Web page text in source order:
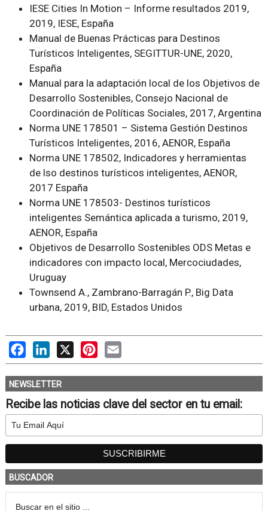
IESE Cities In Motion – Informe resultados 2019,
2019, IESE, España
Manual de Buenas Prácticas para Destinos
Turísticos Inteligentes, SEGITTUR-UNE, 2020,
España
Manual para la adaptación local de los Objetivos de
Desarrollo Sostenibles, Consejo Nacional de
Coordinación de Políticas Sociales, 2017, Argentina
Norma UNE 178501 – Sistema Gestión Destinos
Turísticos Inteligentes, 2016, AENOR, España
Norma UNE 178502, Indicadores y herramientas
de lso destinos turísticos inteligentes, AENOR,
2017 España
Norma UNE 178503- Destinos turísticos
inteligentes Semántica aplicada a turismo, 2019,
AENOR, España
Objetivos de Desarrollo Sostenibles ODS Metas e
indicadores con impacto local, Mercociudades,
Uruguay
Townsend A., Zambrano-Barragán P., Big Data
urbana, 2019, BID, Estados Unidos
FacebookLinkedIn
X PinterestEmail
NEWSLETTER
Recibe las noticias clave del sector en tu email:
BUSCADOR